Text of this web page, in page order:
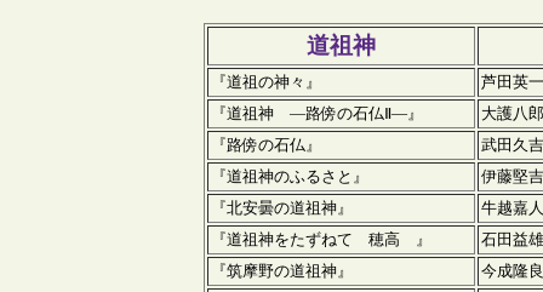
道祖神
『道祖の神々』
芦田英一
『道祖神 ―路傍の石仏Ⅱ―』
大護八郎
『路傍の石仏』
武田久吉
『道祖神のふるさと』
伊藤堅
『北安曇の道祖神』
牛越嘉人
『道祖神をたずねて 穂高 』
石田益雄
『筑摩野の道祖神』
今成隆良